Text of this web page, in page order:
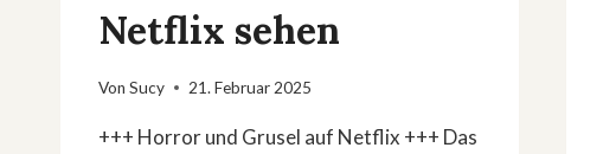
Netflix sehen
Von Sucy 21. Februar 2025
+++ Horror und Grusel auf Netflix +++ Das